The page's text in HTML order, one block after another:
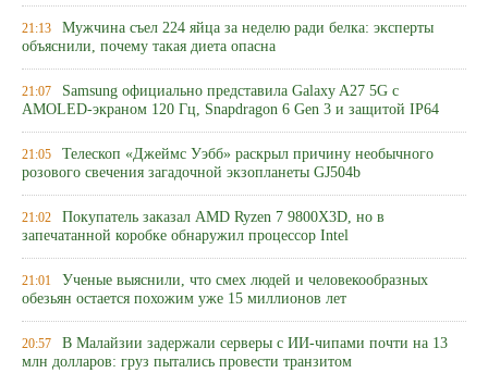
21:13 Мужчина съел 224 яйца за неделю ради белка: эксперты
объяснили, почему такая диета опасна
21:07 Samsung официально представила Galaxy A27 5G с
AMOLED-экраном 120 Гц, Snapdragon 6 Gen 3 и защитой IP64
21:05 Телескоп «Джеймс Уэбб» раскрыл причину необычного
розового свечения загадочной экзопланеты GJ504b
21:02 Покупатель заказал AMD Ryzen 7 9800X3D, но в
запечатанной коробке обнаружил процессор Intel
21:01 Ученые выяснили, что смех людей и человекообразных
обезьян остается похожим уже 15 миллионов лет
20:57 В Малайзии задержали серверы с ИИ-чипами почти на 13
млн долларов: груз пытались провести транзитом